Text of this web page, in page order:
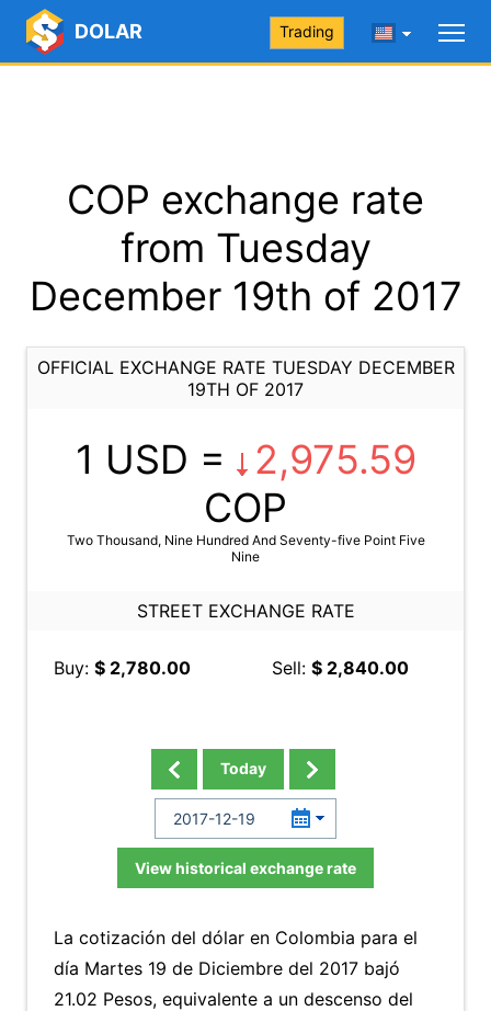
DOLAR Trading
COP exchange rate
from Tuesday
December 19th of 2017
OFFICIAL EXCHANGE RATE TUESDAY DECEMBER
19TH OF 2017
1 USD =
2,975.59
COP
Two Thousand, Nine Hundred And Seventy-five Point Five
Nine
STREET EXCHANGE RATE
Buy: $ 2,780.00 Sell: $ 2,840.00
Today
View historical exchange rate
La cotización del dólar en Colombia para el
día Martes 19 de Diciembre del 2017 bajó
21.02 Pesos, equivalente a un descenso del